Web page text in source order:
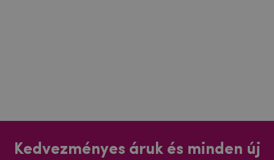
Kedvezményes áruk és minden új